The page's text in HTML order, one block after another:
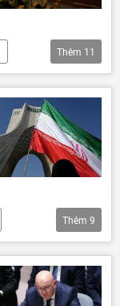
Thêm 11
Thêm 9